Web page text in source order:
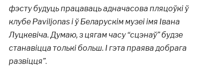
фэсту будуць працаваць адначасова пляцоўкі ў
клубе Paviljonas і ў Беларускім музеі імя Івана
Луцкевіча. Думаю, з цягам часу “сцэнаў” будзе
станавіцца толькі больш. І гэта праява добрага
развіцця”.